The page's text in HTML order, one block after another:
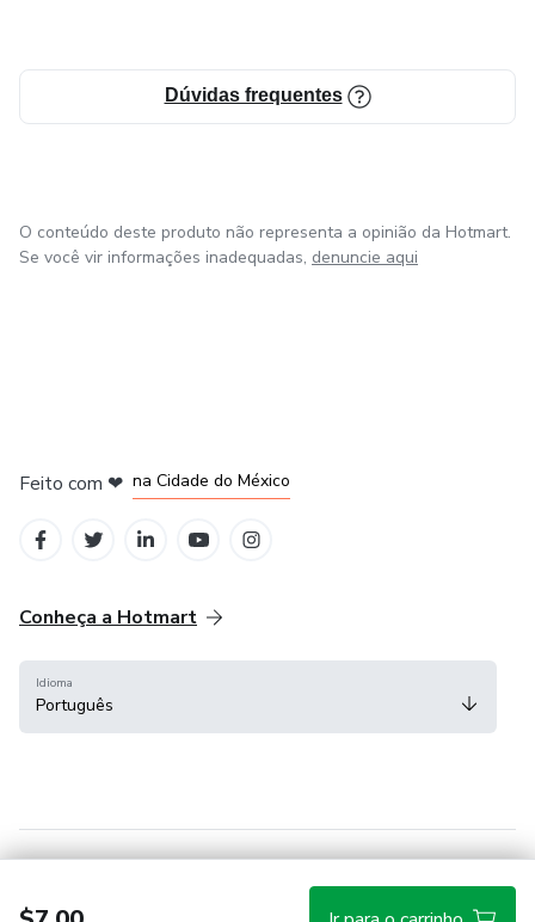
Dúvidas frequentes
O conteúdo deste produto não representa a opinião da Hotmart.
Se você vir informações inadequadas, denuncie aqui
Feito com ❤ na Cidade do México
Conheça a Hotmart
Idioma
Português